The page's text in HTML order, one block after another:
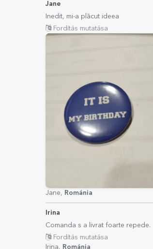
Jane
Inedit, mi-a plăcut ideea
Fordítás mutatása
Jane, Románia
Irina
Comanda s a livrat foarte repede.
Fordítás mutatása
Irina, Románia